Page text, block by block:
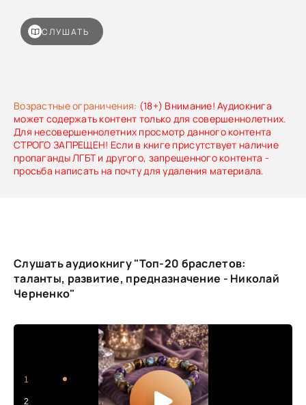
Возрастные ограничения: (18+) Внимание! Аудиокнига
может содержать контент только для совершеннолетних.
Для несовершеннолетних просмотр данного контента
СТРОГО ЗАПРЕЩЕН! Если в книге присутствует наличие
пропаганды ЛГБТ и другого, запрещенного контента -
просьба написать на почту для удаления материала.
СЛУШАТЬ
Слушать аудиокнигу "Топ-20 браслетов:
таланты, развитие, предназначение - Николай
Черненко"
1
2